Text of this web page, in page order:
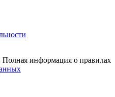
информация о правилах